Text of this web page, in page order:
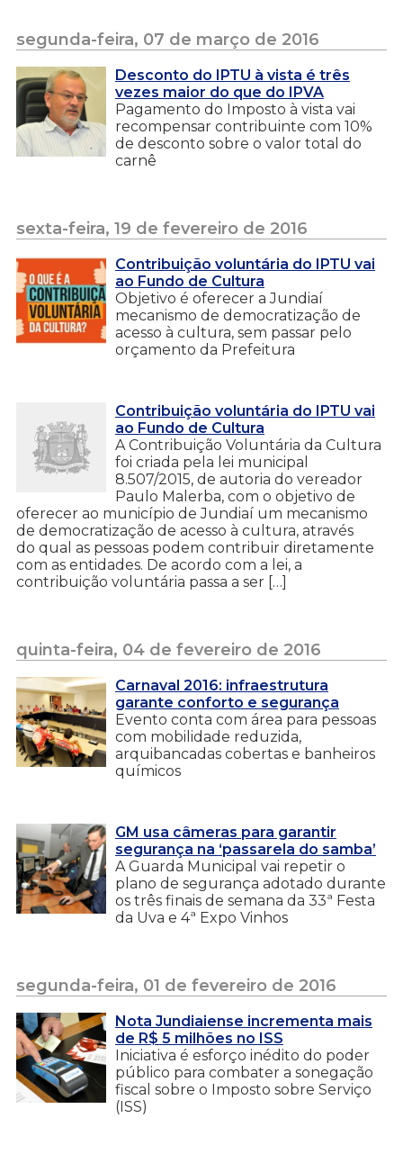
segunda-feira, 07 de março de 2016
Desconto do IPTU à vista é três
vezes maior do que do IPVA
Pagamento do Imposto à vista vai
recompensar contribuinte com 10%
de desconto sobre o valor total do
carnê
sexta-feira, 19 de fevereiro de 2016
Contribuição voluntária do IPTU vai
ao Fundo de Cultura
Objetivo é oferecer a Jundiaí
mecanismo de democratização de
acesso à cultura, sem passar pelo
orçamento da Prefeitura
Contribuição voluntária do IPTU vai
ao Fundo de Cultura
A Contribuição Voluntária da Cultura
foi criada pela lei municipal
8.507/2015, de autoria do vereador
Paulo Malerba, com o objetivo de
oferecer ao município de Jundiaí um mecanismo
de democratização de acesso à cultura, através
do qual as pessoas podem contribuir diretamente
com as entidades. De acordo com a lei, a
contribuição voluntária passa a ser […]
quinta-feira, 04 de fevereiro de 2016
Carnaval 2016: infraestrutura
garante conforto e segurança
Evento conta com área para pessoas
com mobilidade reduzida,
arquibancadas cobertas e banheiros
químicos
GM usa câmeras para garantir
segurança na ‘passarela do samba’
A Guarda Municipal vai repetir o
plano de segurança adotado durante
os três finais de semana da 33ª Festa
da Uva e 4ª Expo Vinhos
segunda-feira, 01 de fevereiro de 2016
Nota Jundiaiense incrementa mais
de R$ 5 milhões no ISS
Iniciativa é esforço inédito do poder
público para combater a sonegação
fiscal sobre o Imposto sobre Serviço
(ISS)